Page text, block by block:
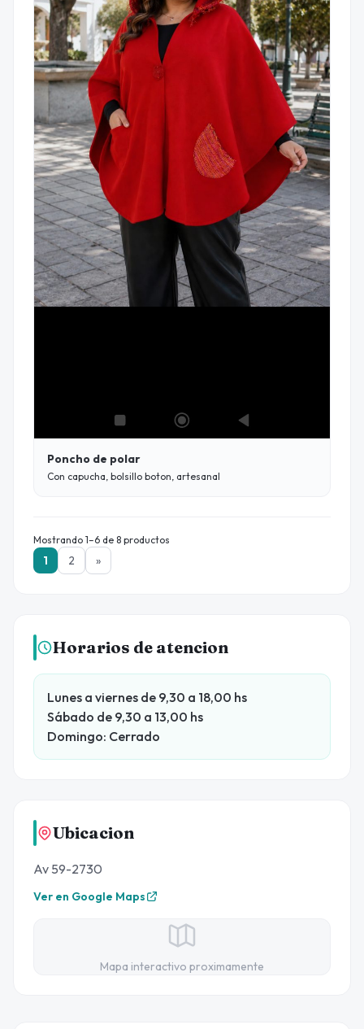
Poncho de polar
Con capucha, bolsillo boton, artesanal
Mostrando 1–6 de 8 productos
1 2 »
Horarios de atencion
Lunes a viernes de 9,30 a 18,00 hs
Sábado de 9,30 a 13,00 hs
Domingo: Cerrado
Ubicacion
Av 59-2730
Ver en Google Maps
Mapa interactivo proximamente